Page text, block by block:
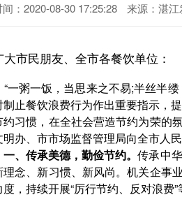
间：2020-08-30 17:25:28 来源：湛江
大市民朋友、全市各餐饮单位：
“一粥一饭，当思来之不易;半丝半
制止餐饮浪费行为作出重要指示，
约习惯，在全社会营造节约为荣的
明办、市市场监督管理局向全市人
一、传承美德，勤俭节约。传承中
理念、新习惯、新风尚。机关企事
度，持续开展“厉行节约、反对浪费